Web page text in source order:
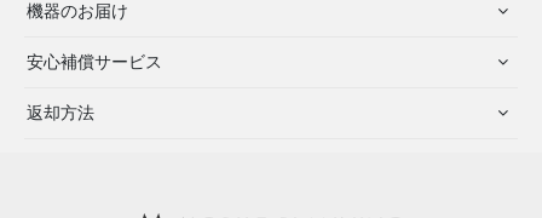
機器のお届け
安心補償サービス
返却方法